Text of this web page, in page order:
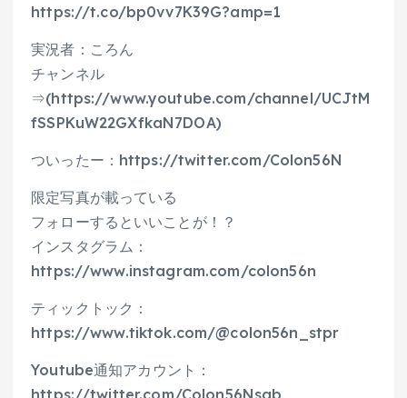
https://t.co/bp0vv7K39G?amp=1
実況者：ころん
チャンネル
⇒(https://www.youtube.com/channel/UCJtM
fSSPKuW22GXfkaN7DOA)
ついったー：https://twitter.com/Colon56N
限定写真が載っている
フォローするといいことが！？
インスタグラム：
https://www.instagram.com/colon56n
ティックトック：
https://www.tiktok.com/@colon56n_stpr
Youtube通知アカウント：